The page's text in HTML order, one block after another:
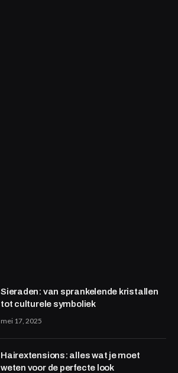
Sieraden: van sprankelende kristallen
tot culturele symboliek
mei 17, 2025
Hairextensions: alles wat je moet
weten voor de perfecte look